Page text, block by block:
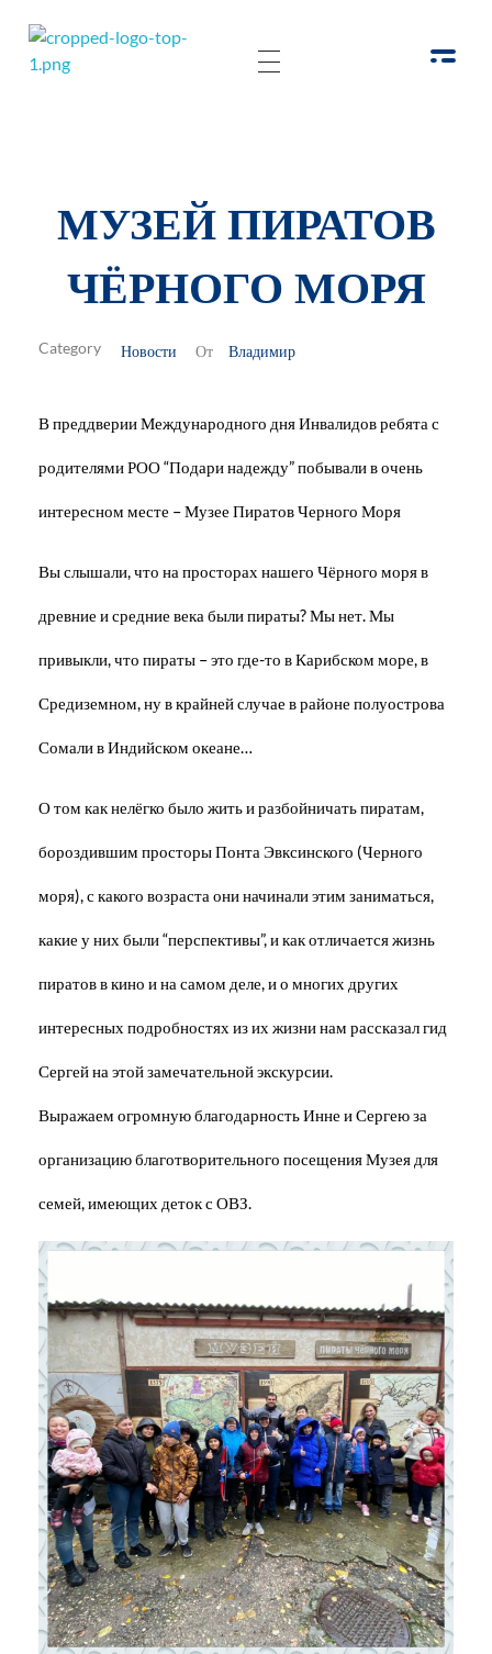
МУЗЕЙ ПИРАТОВ
ЧЁРНОГО МОРЯ
От Владимир
Новости
В преддверии Международного дня Инвалидов ребята с
родителями РОО “Подари надежду” побывали в очень
интересном месте – Музее Пиратов Черного Моря
Вы слышали, что на просторах нашего Чёрного моря в
древние и средние века были пираты? Мы нет. Мы
привыкли, что пираты – это где-то в Карибском море, в
Средиземном, ну в крайней случае в районе полуострова
Сомали в Индийском океане…
О том как нелёгко было жить и разбойничать пиратам,
бороздившим просторы Понта Эвксинского (Черного
моря), с какого возраста они начинали этим заниматься,
какие у них были “перспективы”, и как отличается жизнь
пиратов в кино и на самом деле, и о многих других
интересных подробностях из их жизни нам рассказал гид
Сергей на этой замечательной экскурсии.
Выражаем огромную благодарность Инне и Сергею за
организацию благотворительного посещения Музея для
семей, имеющих деток с ОВЗ.